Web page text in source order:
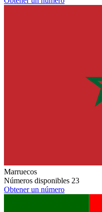
Marruecos
Números disponibles 23
Obtener un número